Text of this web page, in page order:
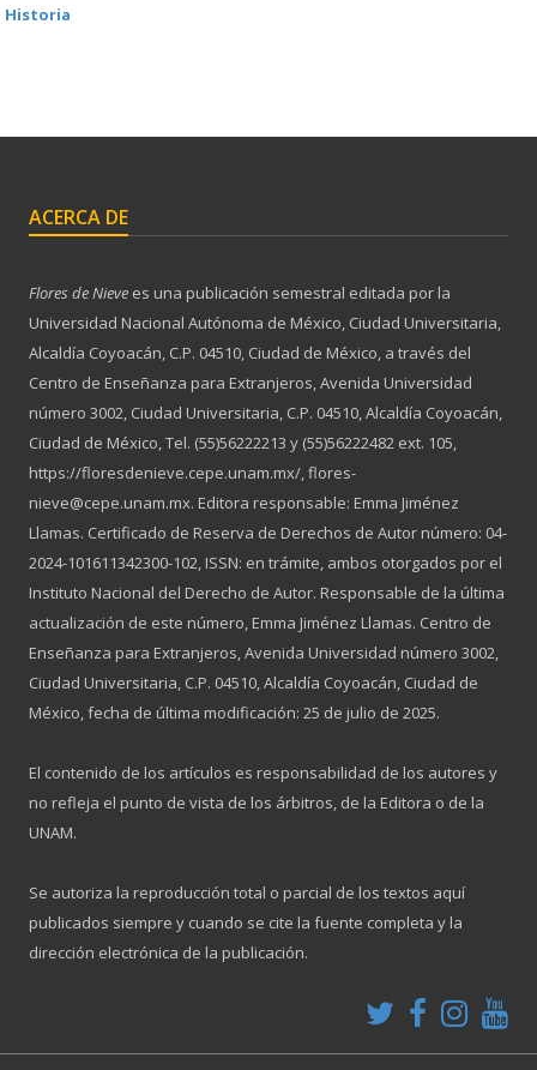
Historia
ACERCA DE
Flores de Nieve es una publicación semestral editada por la
Universidad Nacional Autónoma de México, Ciudad Universitaria,
Alcaldía Coyoacán, C.P. 04510, Ciudad de México, a través del
Centro de Enseñanza para Extranjeros, Avenida Universidad
número 3002, Ciudad Universitaria, C.P. 04510, Alcaldía Coyoacán,
Ciudad de México, Tel. (55)56222213 y (55)56222482 ext. 105,
https://floresdenieve.cepe.unam.mx/, flores-
nieve@cepe.unam.mx. Editora responsable: Emma Jiménez
Llamas. Certificado de Reserva de Derechos de Autor número: 04-
2024-101611342300-102, ISSN: en trámite, ambos otorgados por el
Instituto Nacional del Derecho de Autor. Responsable de la última
actualización de este número, Emma Jiménez Llamas. Centro de
Enseñanza para Extranjeros, Avenida Universidad número 3002,
Ciudad Universitaria, C.P. 04510, Alcaldía Coyoacán, Ciudad de
México, fecha de última modificación: 25 de julio de 2025.
El contenido de los artículos es responsabilidad de los autores y
no refleja el punto de vista de los árbitros, de la Editora o de la
UNAM.
Se autoriza la reproducción total o parcial de los textos aquí
publicados siempre y cuando se cite la fuente completa y la
dirección electrónica de la publicación.